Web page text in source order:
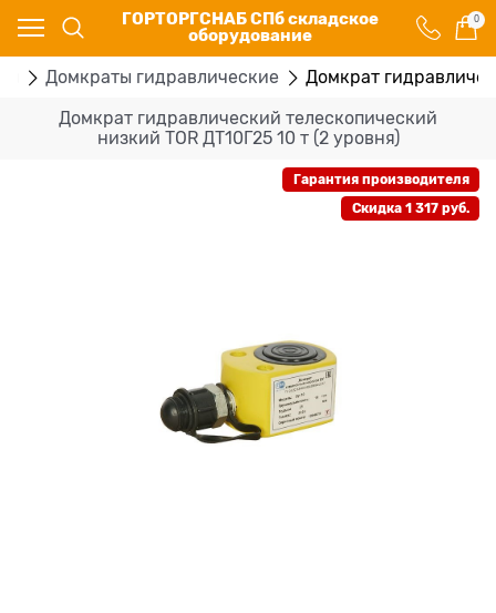
ГОРТОРГСНАБ СПб складское
оборудование
0
Домкраты гидравлические Домкрат
Домкрат гидравлический телескопический
низкий TOR ДТ10Г25 10 т (2 уровня)
Гарантия производителя
Скидка 1 317 руб.